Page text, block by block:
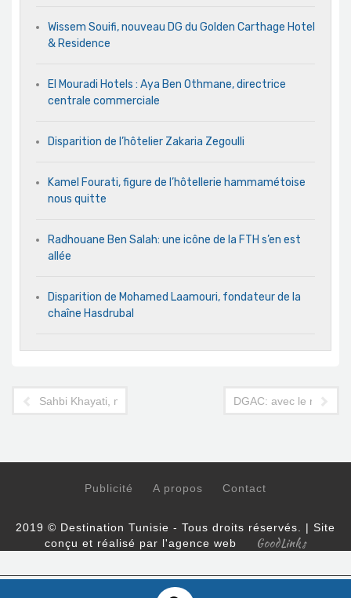
Wissem Souifi, nouveau DG du Golden Carthage Hotel
& Residence
El Mouradi Hotels : Aya Ben Othmane, directrice
centrale commerciale
Disparition de l’hôtelier Zakaria Zegoulli
Kamel Fourati, figure de l’hôtellerie hammamétoise
nous quitte
Radhouane Ben Salah: une icône de la FTH s’en est
allée
Disparition de Mohamed Laamouri, fondateur de la
chaîne Hasdrubal
Sahbi Khayati, manager de Continental Tours: « Je respecte
DGAC: avec le retour
Publicité A propos Contact
2019 © Destination Tunisie - Tous droits réservés. | Site
conçu et réalisé par l'agence web
GoodLinks